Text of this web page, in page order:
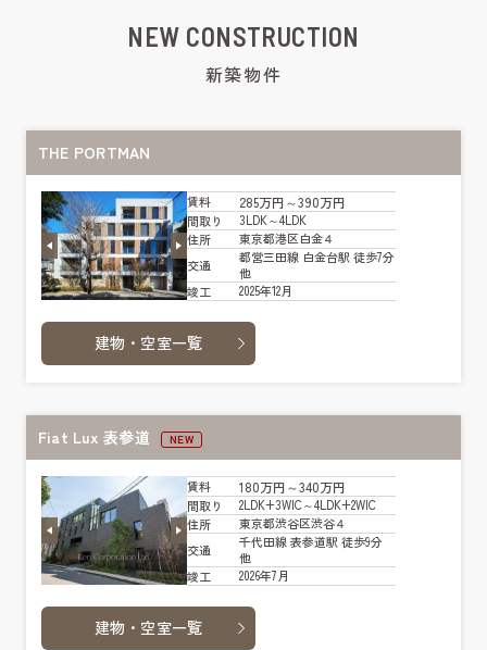
NEW CONSTRUCTION
新築物件
THE PORTMAN
賃料 285万円～390万円
間取り
3LDK～4LDK
住所
東京都港区白金４
交通
都営三田線 白金台駅 徒歩7分
他
竣工
2025年12月
建物・空室一覧
Fiat Lux 表参道 NEW
賃料 180万円～340万円
間取り
2LDK+3WIC～4LDK+2WIC
住所
東京都渋谷区渋谷４
交通
千代田線 表参道駅 徒歩9分
他
竣工
2026年7月
建物・空室一覧